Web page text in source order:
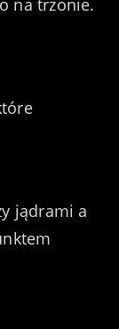
na trzonie.
jądrami a